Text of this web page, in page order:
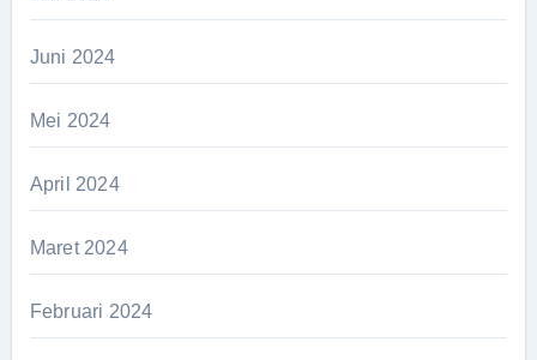
Juni 2024
Mei 2024
April 2024
Maret 2024
Februari 2024